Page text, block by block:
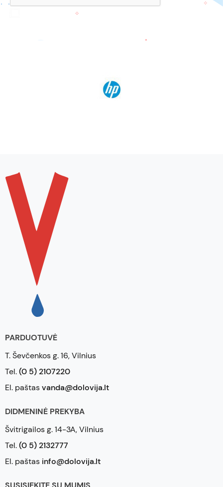
PARDUOTUVĖ
T. Ševčenkos g. 16, Vilnius
Tel.(0 5) 2107220
El. paštasvanda@dolovija.lt
DIDMENINĖ PREKYBA
Švitrigailos g. 14-3A, Vilnius
Tel.(0 5) 2132777
El. paštas info@dolovija.lt